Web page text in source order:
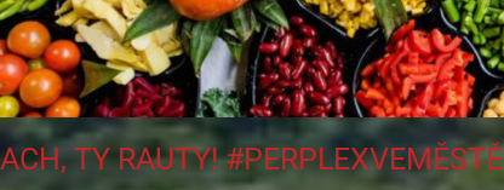
ACH, TY RAUTY! #PERPLEXVEMĚSTĚ